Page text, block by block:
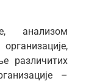
анализом
различитих
–